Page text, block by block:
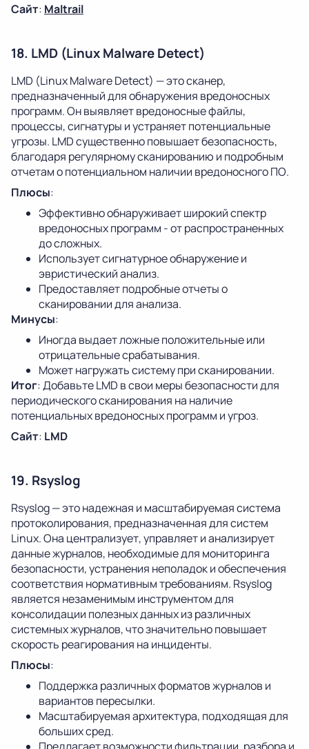
Сайт: Maltrail
18. LMD (Linux Malware Detect)
LMD (Linux Malware Detect) — это сканер,
предназначенный для обнаружения вредоносных
программ. Он выявляет вредоносные файлы,
процессы, сигнатуры и устраняет потенциальные
угрозы. LMD существенно повышает безопасность,
благодаря регулярному сканированию и подробным
отчетам о потенциальном наличии вредоносного ПО.
Плюсы:
Эффективно обнаруживает широкий спектр
вредоносных программ - от распространенных
до сложных.
Использует сигнатурное обнаружение и
эвристический анализ.
Предоставляет подробные отчеты о
сканировании для анализа.
Минусы:
Иногда выдает ложные положительные или
отрицательные срабатывания.
Может нагружать систему при сканировании.
Итог: Добавьте LMD в свои меры безопасности для
периодического сканирования на наличие
потенциальных вредоносных программ и угроз.
Сайт: LMD
19. Rsyslog
Rsyslog — это надежная и масштабируемая система
протоколирования, предназначенная для систем
Linux. Она централизует, управляет и анализирует
данные журналов, необходимые для мониторинга
безопасности, устранения неполадок и обеспечения
соответствия нормативным требованиям. Rsyslog
является незаменимым инструментом для
консолидации полезных данных из различных
системных журналов, что значительно повышает
скорость реагирования на инциденты.
Плюсы:
Поддержка различных форматов журналов и
вариантов пересылки.
Масштабируемая архитектура, подходящая для
больших сред.